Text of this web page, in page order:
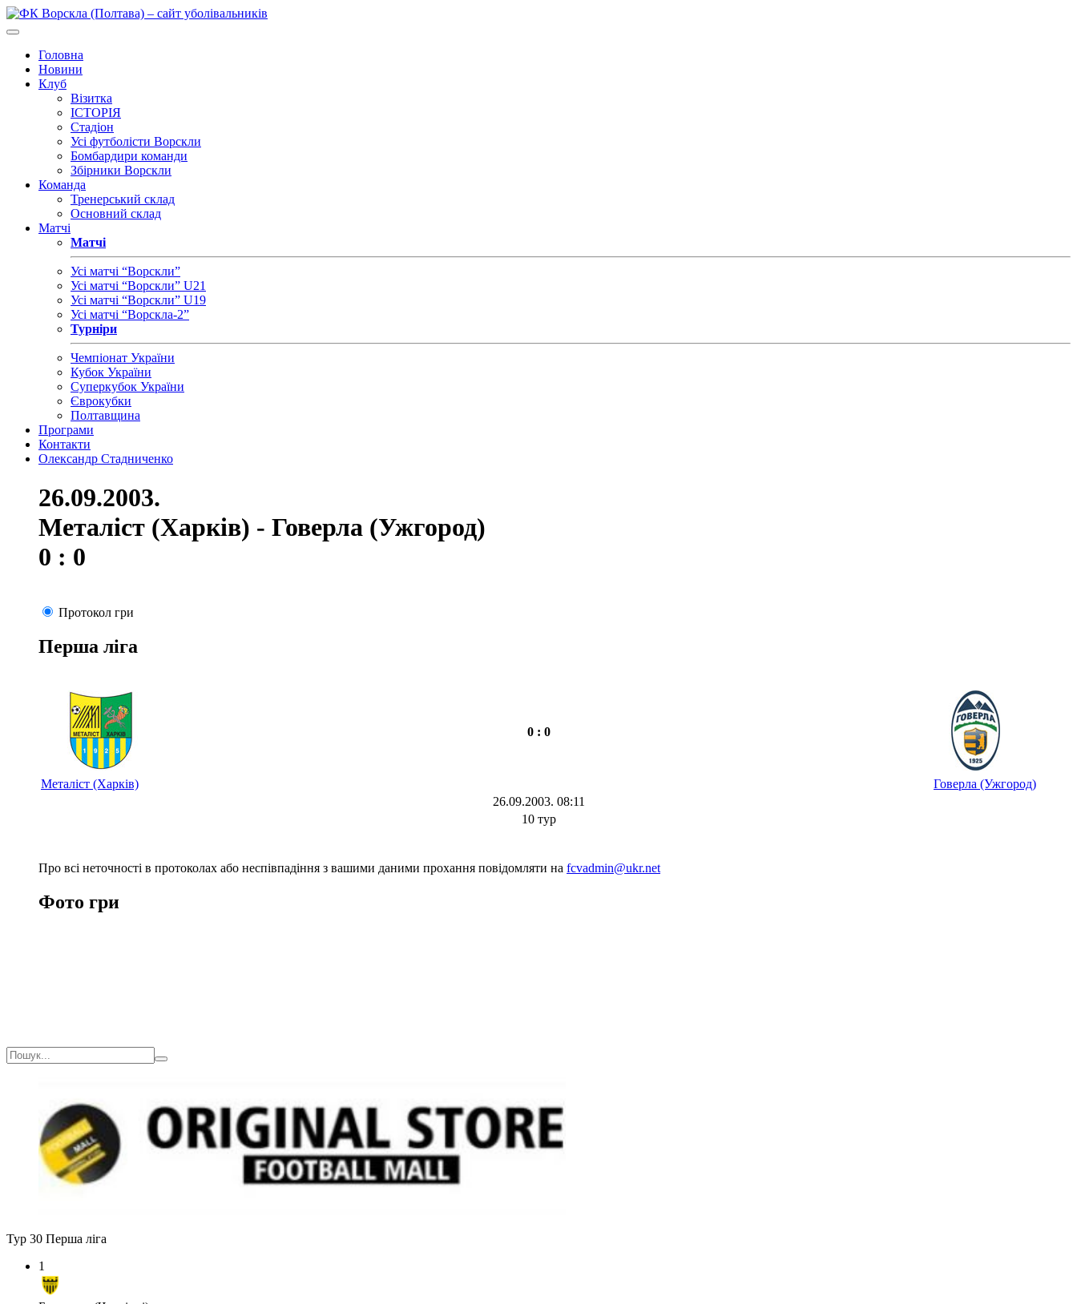
Головна
Новини
Клуб
Візитка
ІСТОРІЯ
Стадіон
Усі футболісти Ворскли
Бомбардири команди
Збірники Ворскли
Команда
Тренерський склад
Основний склад
Матчі
Матчі
Усі матчі “Ворскли”
Усі матчі “Ворскли” U21
Усі матчі “Ворскли” U19
Усі матчі “Ворскла-2”
Турніри
Чемпіонат України
Кубок України
Суперкубок України
Єврокубки
Полтавщина
Програми
Контакти
Олександр Стадниченко
26.09.2003.
Металіст (Харків) - Говерла (Ужгород)
0 : 0
Протокол гри
Перша ліга
0 : 0
Металіст (Харків)
Говерла (Ужгород)
26.09.2003. 08:11
10 тур
Про всі неточності в протоколах або неспівпадіння з вашими даними прохання повідомляти на fcvadmin@ukr.net
Фото гри
Тур 30 Перша ліга
1